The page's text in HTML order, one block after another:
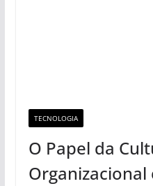
TECNOLOGIA
O Papel da